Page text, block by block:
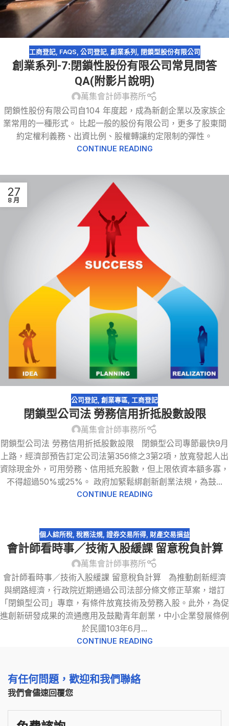
工商登記, FAQS 公司登記, 創業系列 閉鎖型股份有限公司
創業系列-7:閉鎖性股份有限公司常見問答
QA(附影片說明)
萬集會計師事務所
閉鎖性股份有限公司自104 年度起，成為新創企業以及家族企
業常用的一種形式。 比起一般的股份有限公司，更多了股東間
約定權利義務、出資比例、股權轉讓約定限制的彈性。
CONTINUE READING
27
8 月
公司登記 創業專區 工商登記
閉鎖型公司法 勞務信用折抵股數設限
萬集會計師事務所
閉鎖型公司法 勞務信用折抵股數設限 閉鎖型公司專節最快9月
上路，經濟部預告訂定公司法第356條之3第2項，放寬發起人出
資除現金外，可用勞務、信用抵充股數，但上限依資本額多寡，
不得超過50%或25%。 政府加緊鬆綁創新創業法規，為鼓...
CONTINUE READING
個人綜所稅 稅務法規 證券交易所得 財產交易損益
會計師看時事／技術入股緩課 留意稅負計算
萬集會計師事務所
會計師看時事／技術入股緩課 留意稅負計算 為推動創新經濟
與網路經濟，行政院近期通過公司法部分條文修正草案，增訂
「閉鎖型公司」專章，有條件放寬技術及勞務入股。此外，為促
進創新研發成果的流通應用及鼓勵青年創業，中小企業發展條例
於民國103年6月...
CONTINUE READING
有任何問題，歡迎和我們聯絡
我們會儘速回覆您